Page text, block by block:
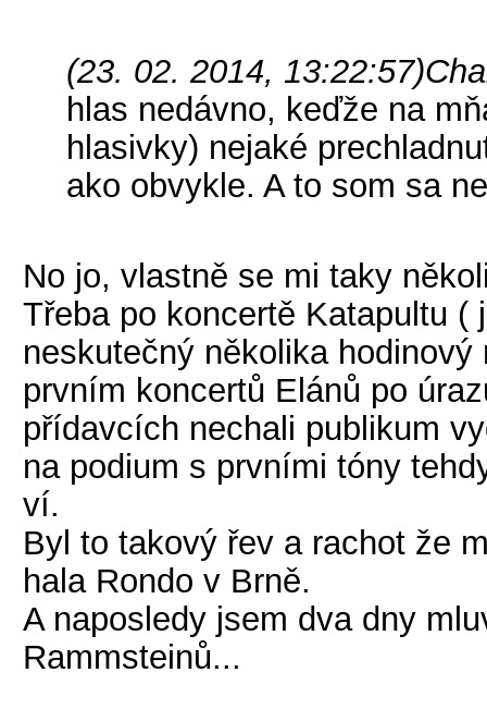
(23. 02. 2014, 13:22:57)
hlas nedávno, keďže na
hlasivky) nejaké
ako obvykle. A to som sa
No jo, vlastně se mi taky
Třeba po koncertě Katapultu
neskutečný několika
prvním koncertů Elánů po
přídavcích nechali publikum
na podium s prvními tóny
ví.
Byl to takový řev a rachot že
hala Rondo v Brně.
A naposledy jsem dva dny
Rammsteinů...